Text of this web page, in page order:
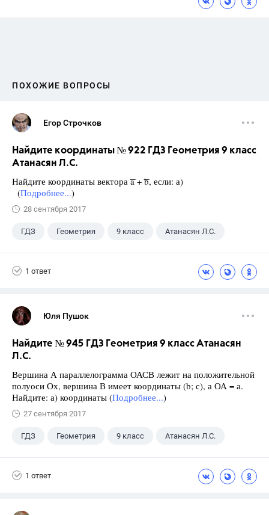
ПОХОЖИЕ ВОПРОСЫ
Егор Строчков
Найдите координаты № 922 ГДЗ Геометрия 9 класс
Атанасян Л.С.
Найдите координаты вектора ͞a + ͞b, если: а)
(Подробнее...)
28 сентября 2017
ГДЗ Геометрия 9 класс Атанасян Л.С.
1 ответ
Юля Пушок
Найдите № 945 ГДЗ Геометрия 9 класс Атанасян
Л.С.
Вершина А параллелограмма ОАСВ лежит на положительной
полуоси Ох, вершина В имеет координаты (b; с), а ОА = а.
Найдите: а) координаты (Подробнее...)
27 сентября 2017
ГДЗ Геометрия 9 класс Атанасян Л.С.
1 ответ